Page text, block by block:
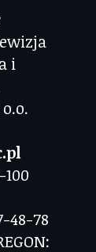
i
48-78